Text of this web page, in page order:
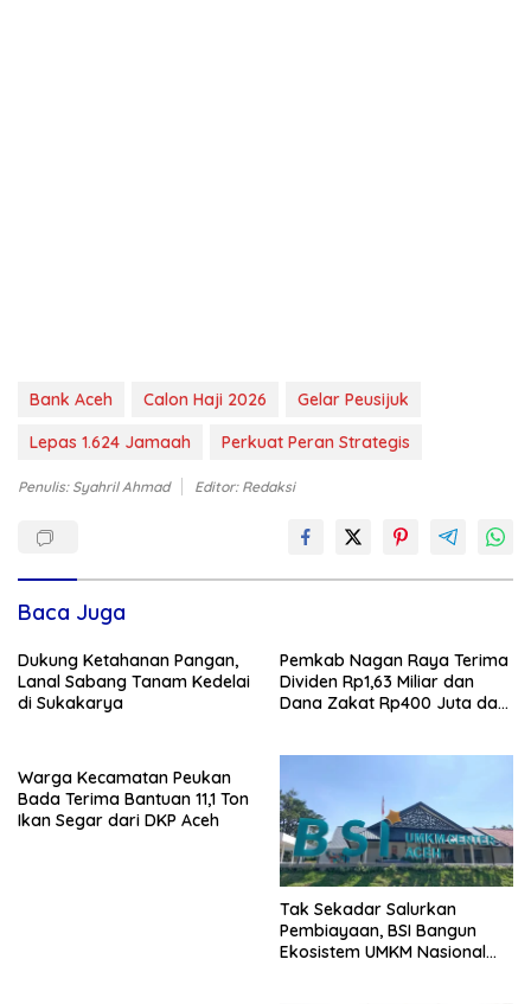
Bank Aceh Calon Haji 2026
Gelar Peusijuk
Lepas 1.624 Jamaah
Perkuat Peran Strategis
Penulis: Syahril Ahmad Editor: Redaksi
Baca Juga
Dukung Ketahanan Pangan,
Lanal Sabang Tanam Kedelai
di Sukakarya
Pemkab Nagan Raya Terima
Dividen Rp1,63 Miliar dan
Dana Zakat Rp400 Juta dari
Warga Kecamatan Peukan
Bada Terima Bantuan 11,1 Ton
Ikan Segar dari DKP Aceh
Tak Sekadar Salurkan
Pembiayaan, BSI Bangun
Ekosistem UMKM Nasional